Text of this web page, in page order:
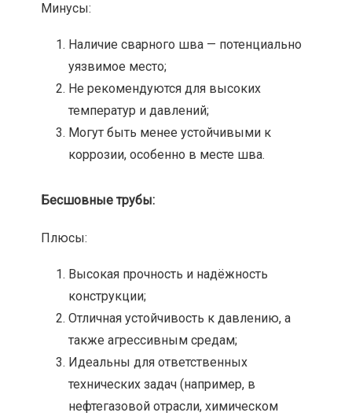
Минусы:
Наличие сварного шва — потенциально
уязвимое место;
Не рекомендуются для высоких
температур и давлений;
Могут быть менее устойчивыми к
коррозии, особенно в месте шва.
Бесшовные трубы:
Плюсы:
Высокая прочность и надёжность
конструкции;
Отличная устойчивость к давлению, а
также агрессивным средам;
Идеальны для ответственных
технических задач (например, в
нефтегазовой отрасли, химическом